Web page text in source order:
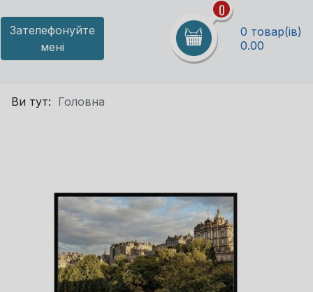
Зателефонуйте
мені
0
0 товар(ів)
0.00
Ви тут: Головна